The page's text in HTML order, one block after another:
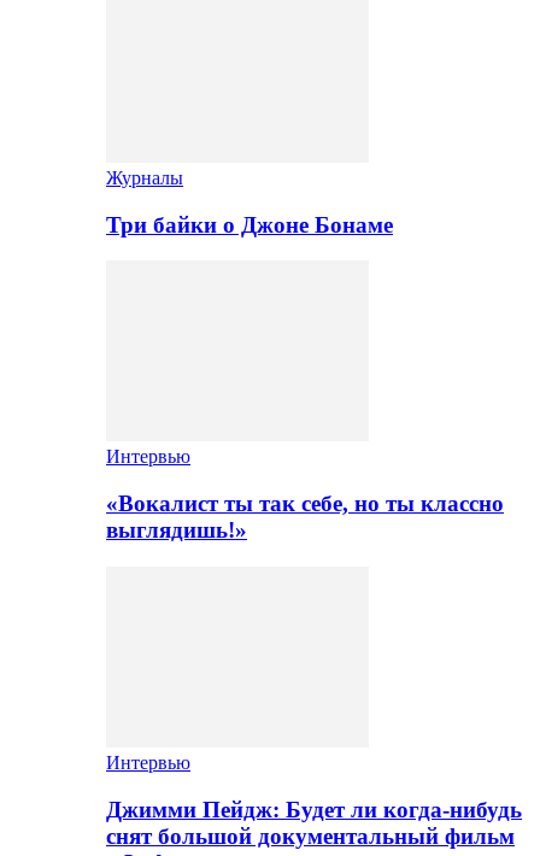
Журналы
Три байки о Джоне Бонаме
Интервью
«Вокалист ты так себе, но ты классно
выглядишь!»
Интервью
Джимми Пейдж: Будет ли когда-нибудь
снят большой документальный фильм